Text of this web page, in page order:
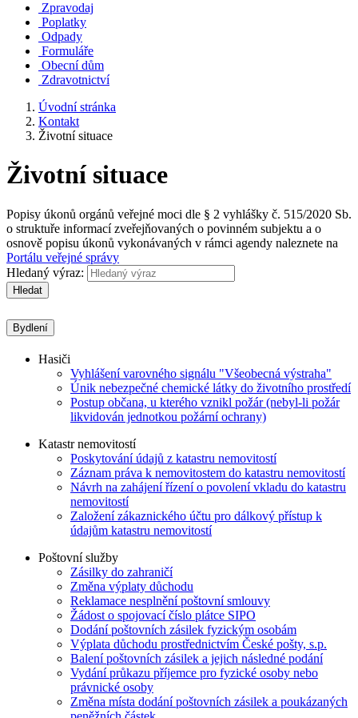
Zpravodaj
Poplatky
Odpady
Formuláře
Obecní dům
Zdravotnictví
Úvodní stránka
Kontakt
Životní situace
Životní situace
Popisy úkonů orgánů veřejné moci dle § 2 vyhlášky č. 515/2020 Sb.
o struktuře informací zveřejňovaných o povinném subjektu a o
osnově popisu úkonů vykonávaných v rámci agendy naleznete na
Portálu veřejné správy
Hledaný výraz:
Hledat
Bydlení
Hasiči
Vyhlášení varovného signálu "Všeobecná výstraha"
Únik nebezpečné chemické látky do životního prostředí
Postup občana, u kterého vznikl požár (nebyl-li požár
likvidován jednotkou požární ochrany)
Katastr nemovitostí
Poskytování údajů z katastru nemovitostí
Záznam práva k nemovitostem do katastru nemovitostí
Návrh na zahájení řízení o povolení vkladu do katastru
nemovitostí
Založení zákaznického účtu pro dálkový přístup k
údajům katastru nemovitostí
Poštovní služby
Zásilky do zahraničí
Změna výplaty důchodu
Reklamace nesplnění poštovní smlouvy
Žádost o spojovací číslo plátce SIPO
Dodání poštovních zásilek fyzickým osobám
Výplata důchodu prostřednictvím České pošty, s.p.
Balení poštovních zásilek a jejich následné podání
Vydání průkazu příjemce pro fyzické osoby nebo
právnické osoby
Změna místa dodání poštovních zásilek a poukázaných